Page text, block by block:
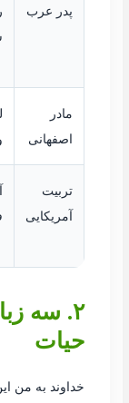
پدر عرب
مادر
اصفهانی
تربیت
آمریکایی
۲. سه
حیات
خداوند به من